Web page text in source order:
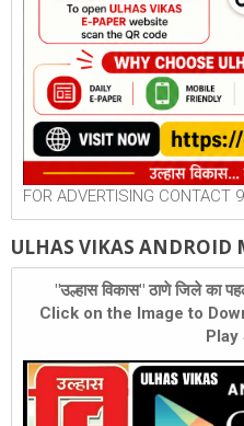
FOR ADVERTISING CONTACT
ULHAS VIKAS ANDROID
"उल्हास विकास" ठाणे जिले का
Click on the Image to
Play